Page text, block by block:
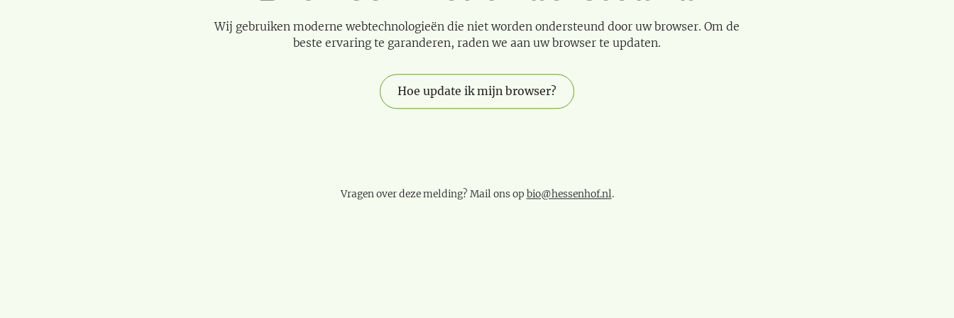
Wij gebruiken moderne webtechnologieën die niet worden ondersteund door uw browser. Om de
beste ervaring te garanderen, raden we aan uw browser te updaten.
Hoe update ik mijn browser?
Vragen over deze melding? Mail ons op bio@hessenhof.nl.